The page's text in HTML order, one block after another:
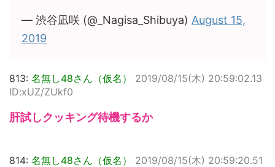
— 渋谷凪咲 (@_Nagisa_Shibuya) August 15,
2019
813: 名無し48さん（仮名）
2019/08/15(木) 20:59:02.13
ID:xUZ/ZUkf0
肝試しクッキング待機するか
814: 名無し48さん（仮名）
2019/08/15(木) 20:59:20.51